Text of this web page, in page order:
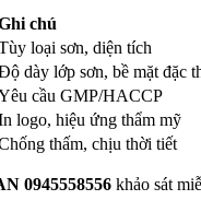
chú
loại sơn, diện tích
dày lớp sơn, bề mặt đặc
cầu GMP/HACCP
logo, hiệu ứng thẩm mỹ
thấm, chịu thời tiết
0945558556 khảo sát